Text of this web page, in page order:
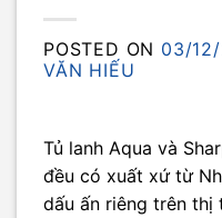
POSTED ON 03/
VĂN HIẾU
Tủ lanh Aqua và
đều có xuất xứ từ
dấu ấn riêng trên thị